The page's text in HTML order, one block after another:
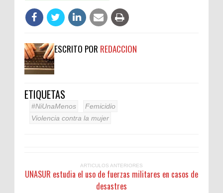
ESCRITO POR REDACCION
ETIQUETAS
#NiUnaMenos
Femicidio
Violencia contra la mujer
ARTICULOS ANTERIORES
UNASUR estudia el uso de fuerzas militares en casos de
desastres